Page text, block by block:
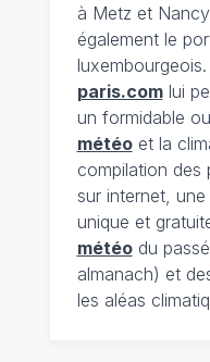
à Metz et
également le
paris.comlui
un formidable
météoet la
compilation des
sur internet,
unique et
météodu
almanach) et
les aléas